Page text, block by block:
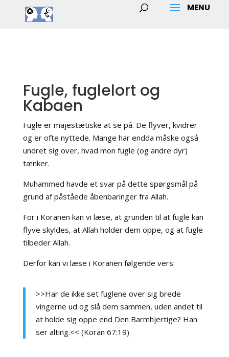
Fugle, fuglelort og
Kabaen
Fugle er majestætiske at se på. De flyver, kvidrer
og er ofte nyttede. Mange har endda måske også
undret sig over, hvad mon fugle (og andre dyr)
tænker.
Muhammed havde et svar på dette spørgsmål på
grund af påståede åbenbaringer fra Allah.
For i Koranen kan vi læse, at grunden til at fugle kan
flyve skyldes, at Allah holder dem oppe, og at fugle
tilbeder Allah.
Derfor kan vi læse i Koranen følgende vers:
>>Har de ikke set fuglene over sig brede
vingerne ud og slå dem sammen, uden andet til
at holde sig oppe end Den Barmhjertige? Han
ser alting.<< (Koran 67:19)